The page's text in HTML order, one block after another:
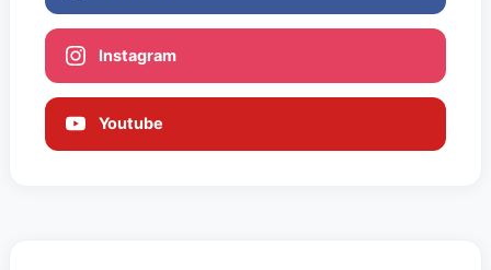
Instagram
Youtube